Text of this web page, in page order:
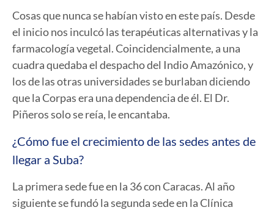
Cosas que nunca se habían visto en este país. Desde
el inicio nos inculcó las terapéuticas alternativas y la
farmacología vegetal. Coincidencialmente, a una
cuadra quedaba el despacho del Indio Amazónico, y
los de las otras universidades se burlaban diciendo
que la Corpas era una dependencia de él. El Dr.
Piñeros solo se reía, le encantaba.
¿Cómo fue el crecimiento de las sedes antes de
llegar a Suba?
La primera sede fue en la 36 con Caracas. Al año
siguiente se fundó la segunda sede en la Clínica